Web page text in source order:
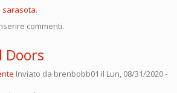
sarasota.
commenti.
Doors
Inviato da brenbobb01 il Lun, 08/31/2020 -